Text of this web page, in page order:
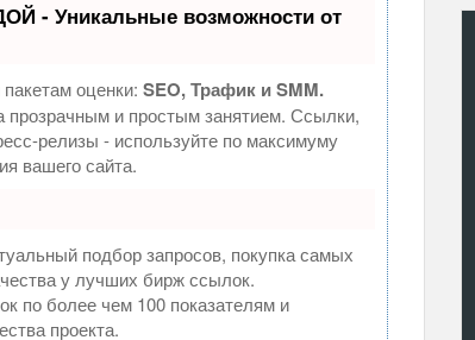
- Уникальные возможности от
оценки: SEO, Трафик и SMM.
прозрачным и простым занятием. Ссылки,
релизы - используйте по максимуму
вашего сайта.
подбор запросов, покупка самых
у лучших бирж ссылок.
по более чем 100 показателям и
проекта.